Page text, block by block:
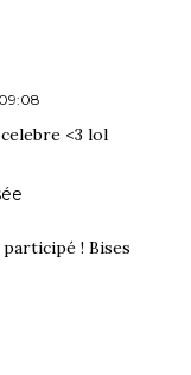
<3 lol
! Bises